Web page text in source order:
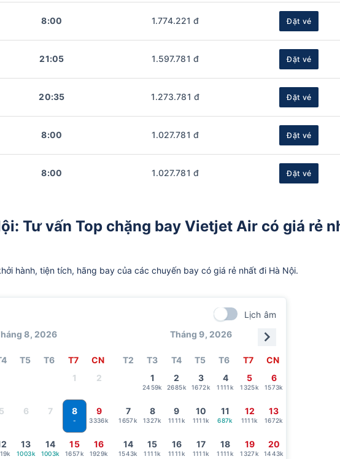
8:00 1.774.221 đ Đặt vé
21:05 1.597.781 đ Đặt vé
20:35 1.273.781 đ Đặt vé
8:00 1.027.781 đ Đặt vé
8:00 1.027.781 đ Đặt vé
Tư vấn Top chặng bay Vietjet Air có giá rẻ
hành, tiện tích, hãng bay của các chuyến bay có giá rẻ nhất đi Hà Nội.
Lịch âm
8, 2026
T5 T6 T7
CN
1
2
5 6 7 8
-
9
3336k
13
1003k
14
1003k
15
1657k
16
1929k
Tháng 9, 2026
T2 T3 T4 T5 T6 T7
CN
1
2459k
2
2685k
3
1672k
4
1111k
5
1325k
6
1573k
7
1657k
8
1327k
9
1111k
10
1111k
11
687k
12
1111k
13
1672k
14
1543k
15
1111k
16
1111k
17
1111k
18
1111k
19
1327k
20
1443k